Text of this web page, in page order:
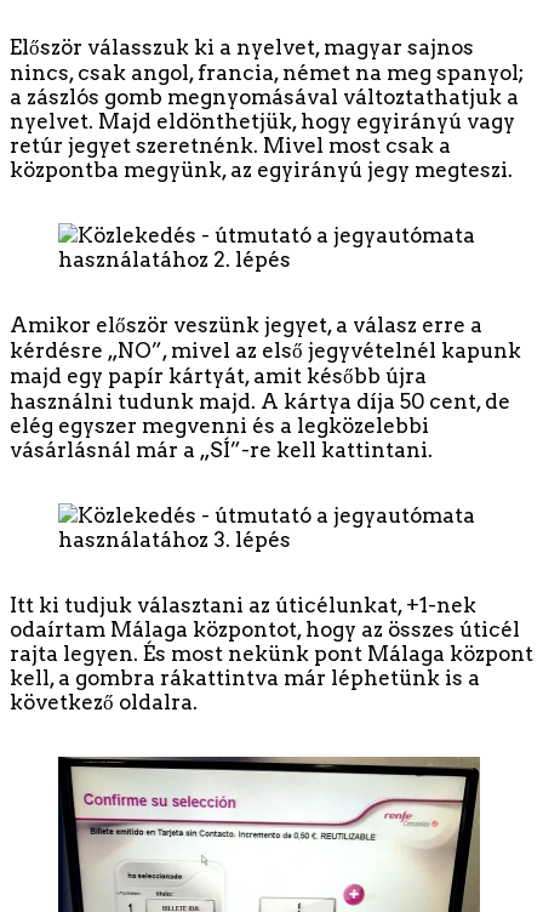
Először válasszuk ki a nyelvet, magyar sajnos
nincs, csak angol, francia, német na meg spanyol;
a zászlós gomb megnyomásával változtathatjuk a
nyelvet. Majd eldönthetjük, hogy egyirányú vagy
retúr jegyet szeretnénk. Mivel most csak a
központba megyünk, az egyirányú jegy megteszi.
Amikor először veszünk jegyet, a válasz erre a
kérdésre „NO”, mivel az első jegyvételnél kapunk
majd egy papír kártyát, amit később újra
használni tudunk majd. A kártya díja 50 cent, de
elég egyszer megvenni és a legközelebbi
vásárlásnál már a „SÍ”-re kell kattintani.
Itt ki tudjuk választani az úticélunkat, +1-nek
odaírtam Málaga központot, hogy az összes úticél
rajta legyen. És most nekünk pont Málaga központ
kell, a gombra rákattintva már léphetünk is a
következő oldalra.